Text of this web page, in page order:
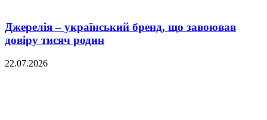
Джерелія – український бренд, що завоював
довіру тисяч родин
22.07.2026